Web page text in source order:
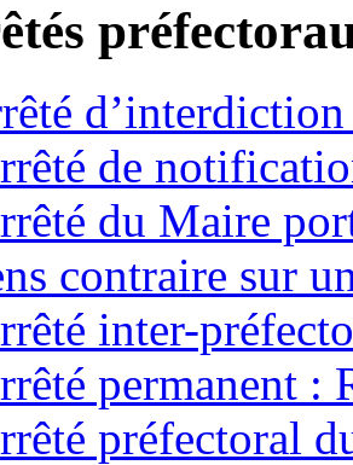
de
du Maire
contraire sur
inter-
permanent :
préfectoral